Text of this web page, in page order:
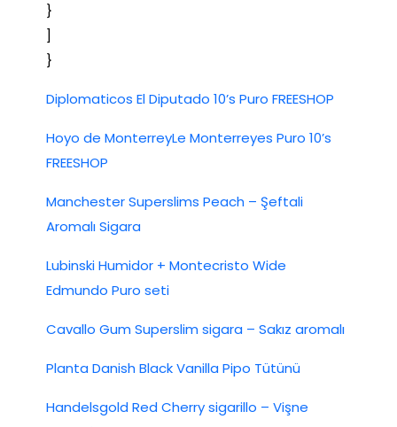
}
]
}
Diplomaticos El Diputado 10’s Puro FREESHOP
Hoyo de MonterreyLe Monterreyes Puro 10’s
FREESHOP
Manchester Superslims Peach – Şeftali
Aromalı Sigara
Lubinski Humidor + Montecristo Wide
Edmundo Puro seti
Cavallo Gum Superslim sigara – Sakız aromalı
Planta Danish Black Vanilla Pipo Tütünü
Handelsgold Red Cherry sigarillo – Vişne